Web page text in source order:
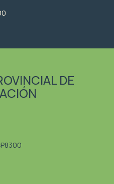
DE